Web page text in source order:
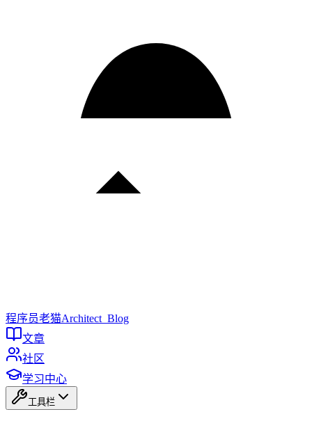
程序员老猫Architect_Blog
文章
社区
学习中心
工具栏